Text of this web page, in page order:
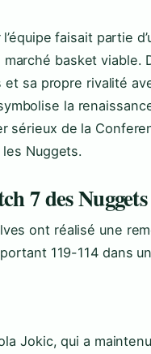
faisait partie
marché basket
sa propre rivalité
la
sérieux de la
Nuggets.
7 des
ont réalisé une
119-114 dans
Jokic, qui a